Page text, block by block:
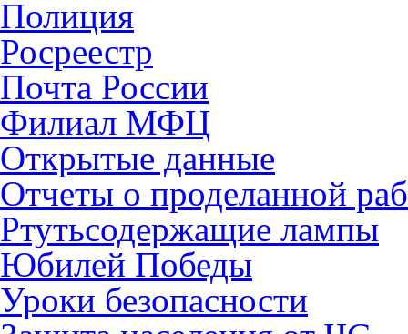
Полиция
Росреестр
Почта России
Филиал МФЦ
Открытые данные
Отчеты о проделанной
Ртутьсодержащие лампы
Юбилей Победы
Уроки безопасности